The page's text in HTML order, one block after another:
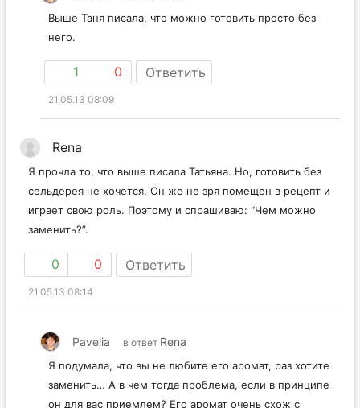
Выше Таня писала, что можно готовить просто без
него.
1 0 Ответить
21.05.13 08:09
Rena
Я прочла то, что выше писала Татьяна. Но, готовить без
сельдерея не хочется. Он же не зря помещен в рецепт и
играет свою роль. Поэтому и спрашиваю: “Чем можно
заменить?”.
0 0 Ответить
21.05.13 08:14
Pavelia в ответ Rena
Я подумала, что вы не любите его аромат, раз хотите
заменить… А в чем тогда проблема, если в принципе
он для вас приемлем? Его аромат очень схож с